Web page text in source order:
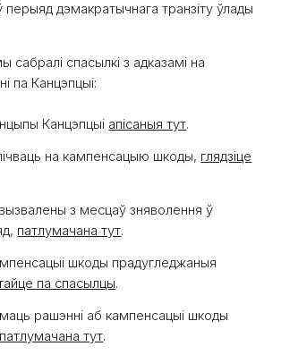
перыяд дэмакратычнага транзіту ўлады
сабралі спасылкі з адказамі на
па Канцэпцыі:
Канцэпцыі апісаныя тут.
на кампенсацыю шкоды, глядзіце
з месцаў зняволення ў
патлумачана тут.
шкоды прадугледжаныя
па спасылцы.
рашэнні аб кампенсацыі шкоды
патлумачана тут.